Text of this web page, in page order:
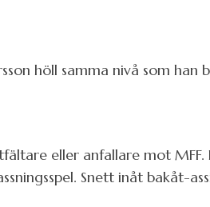
höll samma nivå som han
eller anfallare mot MFF.
Snett inåt bakåt-